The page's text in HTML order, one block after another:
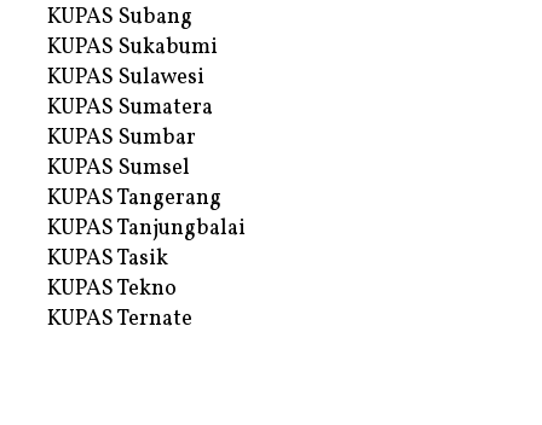
KUPAS Subang
KUPAS Sukabumi
KUPAS Sulawesi
KUPAS Sumatera
KUPAS Sumbar
KUPAS Sumsel
KUPAS Tangerang
KUPAS Tanjungbalai
KUPAS Tasik
KUPAS Tekno
KUPAS Ternate